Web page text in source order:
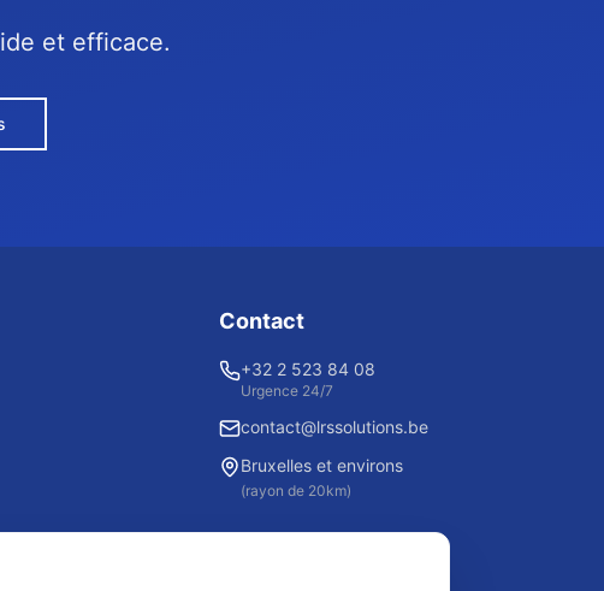
et efficace.
Contact
+32 2 523 84 08
Urgence 24/7
contact@lrssolutions.be
Bruxelles et environs
(rayon de 20km)